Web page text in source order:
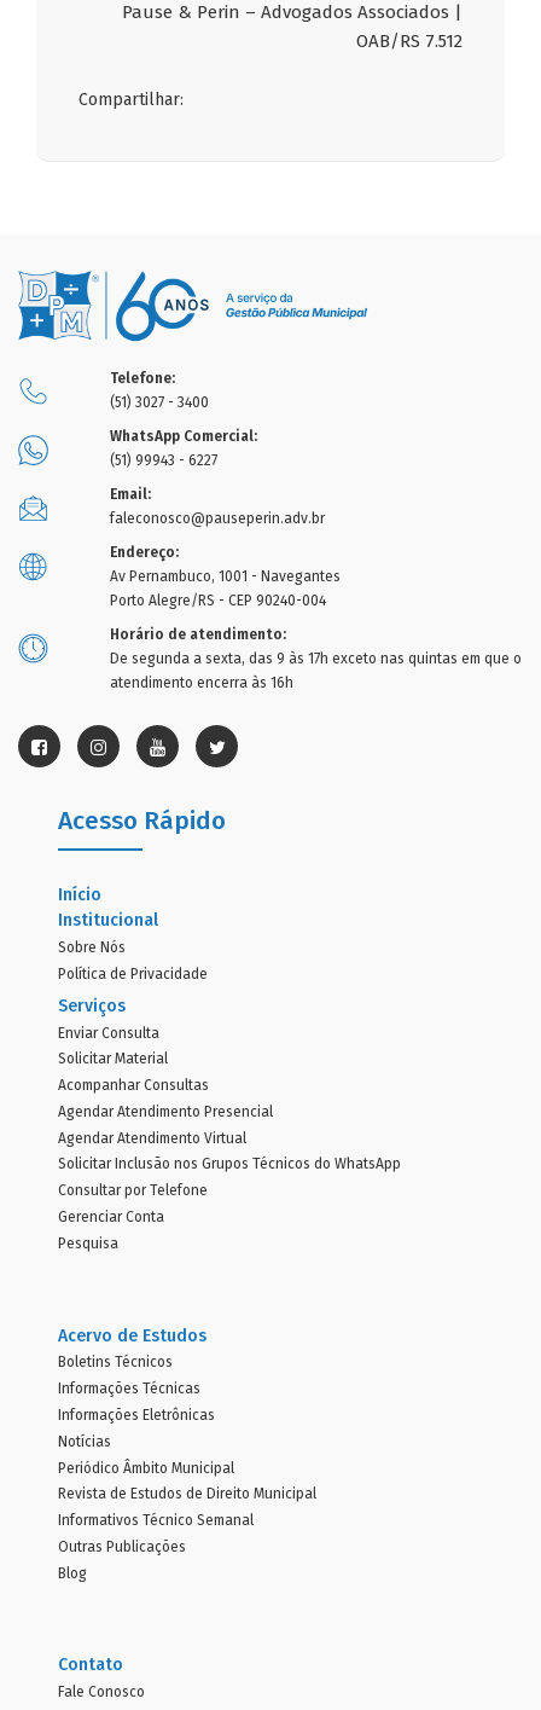
Pause & Perin – Advogados Associados |
OAB/RS 7.512
Compartilhar:
Telefone:
(51) 3027 - 3400
WhatsApp Comercial:
(51) 99943 - 6227
Email:
faleconosco@pauseperin.adv.br
Endereço:
Av Pernambuco, 1001 - Navegantes
Porto Alegre/RS - CEP 90240-004
Horário de atendimento:
De segunda a sexta, das 9 às 17h exceto nas quintas em que o
atendimento encerra às 16h
Acesso Rápido
Início
Institucional
Sobre Nós
Política de Privacidade
Serviços
Enviar Consulta
Solicitar Material
Acompanhar Consultas
Agendar Atendimento Presencial
Agendar Atendimento Virtual
Solicitar Inclusão nos Grupos Técnicos do WhatsApp
Consultar por Telefone
Gerenciar Conta
Pesquisa
Acervo de Estudos
Boletins Técnicos
Informações Técnicas
Informações Eletrônicas
Notícias
Periódico Âmbito Municipal
Revista de Estudos de Direito Municipal
Informativos Técnico Semanal
Outras Publicações
Blog
Contato
Fale Conosco